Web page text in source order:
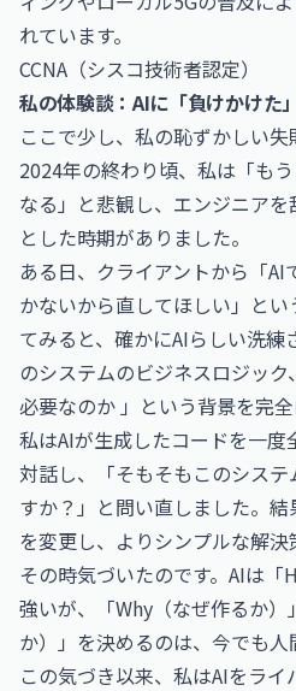
れています。
CCNA（シスコ技術者認定）
私の体験談：AIに「負けかけた
ここで少し、私の恥ずかしい失
2024年の終わり頃、私は「も
なる」と悲観し、エンジニア
とした時期がありました。
ある日、クライアントから「
かないから直してほしい」と
てみると、確かにAIらしい洗
のシステムのビジネスロジッ
必要なのか 」という背景を完
私はAIが生成したコードを一度
対話し、「そもそもこのシス
すか？」と問い直しました。
を変更し、よりシンプルな解決
その時気づいたのです。AIは
強いが、「Why（なぜ作るか
か）」を決めるのは、今でも人
この気づき以来、私はAIをラ